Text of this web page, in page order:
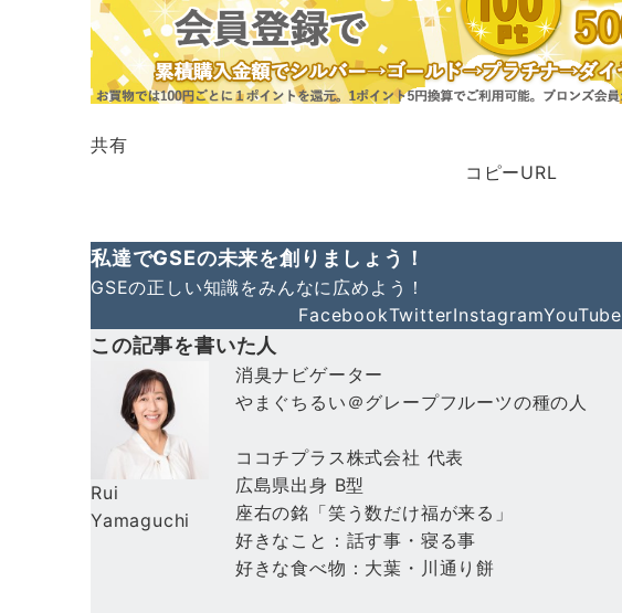
共有
コピーURL
私達でGSEの未来を創りましょう！
GSEの正しい知識をみんなに広めよう！
FacebookTwitterInstagramYouTube
この記事を書いた人
Rui
Yamaguchi
消臭ナビゲーター
やまぐちるい＠グレープフルーツの種の人
ココチプラス株式会社 代表
広島県出身 B型
座右の銘「笑う数だけ福が来る」
好きなこと：話す事・寝る事
好きな食べ物：大葉・川通り餅